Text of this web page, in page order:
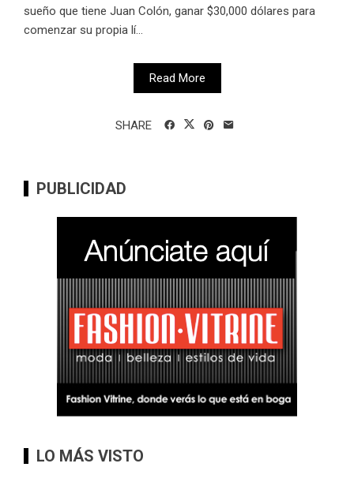
sueño que tiene Juan Colón, ganar $30,000 dólares para
comenzar su propia lí...
Read More
SHARE
PUBLICIDAD
LO MÁS VISTO